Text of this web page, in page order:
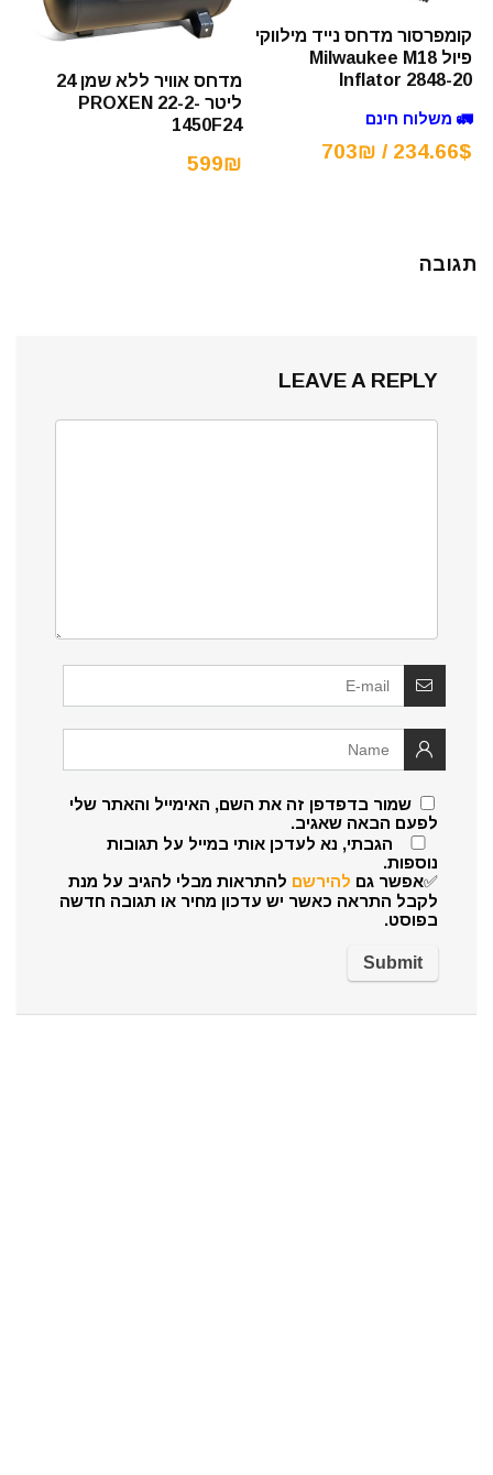
קומפרסור מדחס נייד מילווקי
פיול Milwaukee M18
Inflator 2848-20
🚛 משלוח חינם
234.66$ / 703₪
מדחס אוויר ללא שמן 24
ליטר PROXEN 22-2-
1450F24
599₪
תגובה
LEAVE A REPLY
שמור בדפדפן זה את השם, האימייל והאתר שלי
לפעם הבאה שאגיב.
הגבתי, נא לעדכן אותי במייל על תגובות
נוספות.
✅אפשר גם להירשם להתראות מבלי להגיב על מנת
לקבל התראה כאשר יש עדכון מחיר או תגובה חדשה
בפוסט.